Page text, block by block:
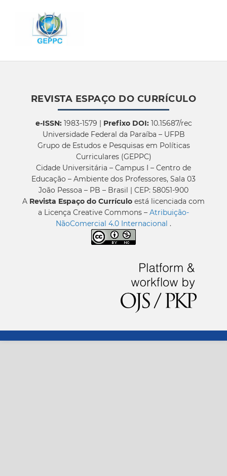
REVISTA ESPAÇO DO CURRÍCULO
e-ISSN:1983-1579 | Prefixo DOI:10.15687/rec
Universidade Federal da Paraíba – UFPB
Grupo de Estudos e Pesquisas em Políticas
Curriculares (GEPPC)
Cidade Universitária – Campus I – Centro de
Educação – Ambiente dos Professores, Sala 03
João Pessoa – PB – Brasil | CEP: 58051-900
A Revista Espaço do Currículo está licenciada com
a Licença Creative Commons – Atribuição-
NãoComercial 4.0 Internacional .